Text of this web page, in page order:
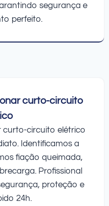
segurança e
perfeito.
curto-circuito
curto-circuito elétrico
Identificamos a
fiação queimada,
Profissional
proteção e
24h.